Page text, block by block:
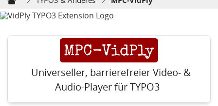
Startseite
MPC-VidPly
Universeller, barrierefreier Video- &
Audio-Player für TYPO3